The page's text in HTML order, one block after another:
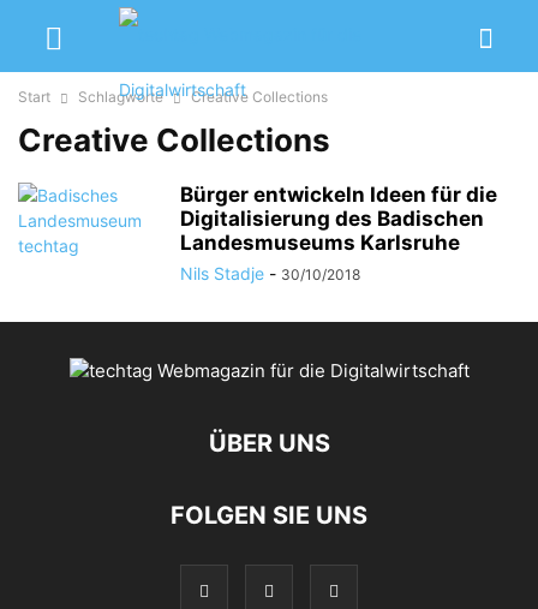
Start Schlagworte Creative Collections
Creative Collections
Bürger entwickeln Ideen für die
Digitalisierung des Badischen
Landesmuseums Karlsruhe
Nils Stadje - 30/10/2018
ÜBER UNS
FOLGEN SIE UNS